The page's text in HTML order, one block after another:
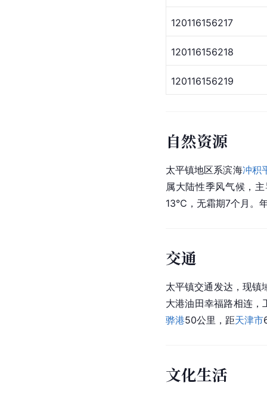
120116156217
120116156218
120116156219
自然资源
太平镇地区系滨海冲积
属大陆性季风气候，
13℃，无霜期7个月。
交通
太平镇交通发达，现镇
大港油田幸福路相连，
骅港50公里，距天津市
文化生活